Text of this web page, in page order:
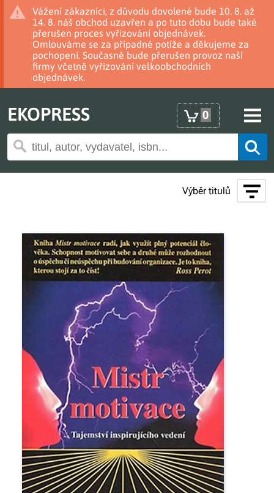
Vážení zákazníci, z důvodu dovolené bude 10. 8. až
14. 8. náš obchod uzavřen a po tuto dobu bude také
přerušen proces vyřizování objednávek.
Omlouváme se za případné potíže a děkujeme za
pochopení. Současně bude přerušen provoz naší
firmy včetně vyřizování velkoobchodních
objednávek.
EKOPRESS 0
Výběr titulů